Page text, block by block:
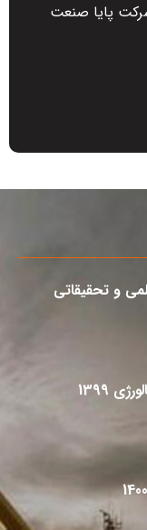
پایا صنعت
و تحقیقاتی
1399